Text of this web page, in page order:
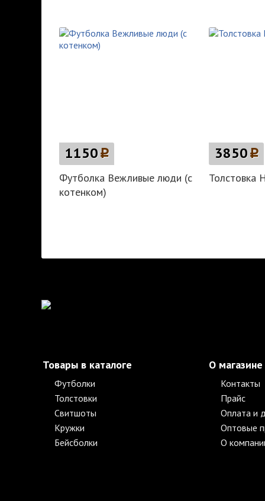
1150p
Футболка Вежливые люди (с
котенком)
3850p
Толстовка
Товары в каталоге
Футболки
Толстовки
Свитшоты
Кружки
Бейсболки
О магазине
Контакты
Прайс
Оплата и
Оптовые
О